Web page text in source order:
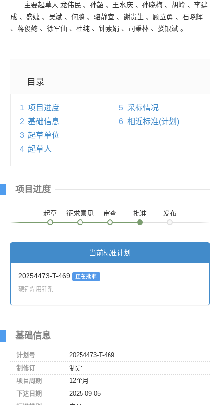
主要起草人 龙伟民 、 孙韶 、 王水庆 、 孙晓梅 、 胡岭 、 李建
成 、 盛婕 、 吴斌 、 何鹏 、 骆静宜 、 谢贵生 、 顾立勇 、 石晓辉
、 蒋俊懿 、 徐军仙 、 杜纯 、 钟素娟 、 司秉林 、 娄银斌 。
目录
1 项目进度
2 基础信息
3 起草单位
4 起草人
5 采标情况
6 相近标准(计划)
项目进度
起草 征求意见 审查 批准 发布
当前标准计划
20254473-T-469 正在批准
硬钎焊用钎剂
基础信息
计划号
20254473-T-469
制修订
制定
项目周期
12个月
下达日期
2025-09-05